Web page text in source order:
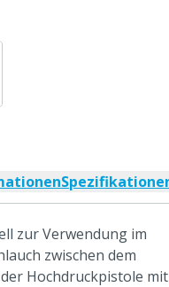
zur Verwendung im
zwischen dem
Hochdruckpistole mit